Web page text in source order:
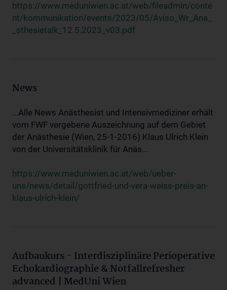
https://www.meduniwien.ac.at/web/fileadmin/conte
nt/kommunikation/events/2023/05/Aviso_Wr_Ana_
_sthesietalk_12.5.2023_v03.pdf
News
...Alle News Anästhesist und Intensivmediziner erhält
vom FWF vergebene Auszeichnung auf dem Gebiet
der Anästhesie (Wien, 25-1-2016) Klaus Ulrich Klein
von der Universitätsklinik für Anäs...
https://www.meduniwien.ac.at/web/ueber-
uns/news/detail/gottfried-und-vera-weiss-preis-an-
klaus-ulrich-klein/
Aufbaukurs - Interdisziplinäre Perioperative
Echokardiographie & Notfallrefresher
advanced | MedUni Wien